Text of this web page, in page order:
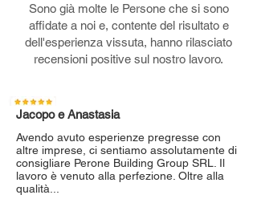
Sono già molte le Persone che si sono
affidate a noi e, contente del risultato e
dell'esperienza vissuta, hanno rilasciato
recensioni positive sul nostro lavoro.
Jacopo e Anastasia
Avendo avuto esperienze pregresse con
altre imprese, ci sentiamo assolutamente di
consigliare Perone Building Group SRL. Il
lavoro è venuto alla perfezione. Oltre alla
qualità...